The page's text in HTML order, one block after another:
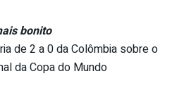
bonito
de 2 a 0 da Colômbia sobre o
da Copa do Mundo